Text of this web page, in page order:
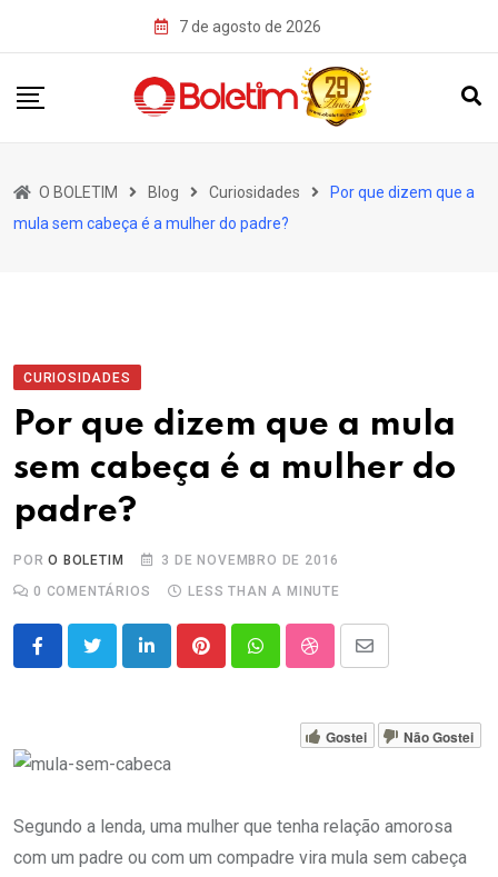
7 de agosto de 2026
O BOLETIM Blog Curiosidades
Por que dizem que a
mula sem cabeça é a mulher do padre?
CURIOSIDADES
Por que dizem que a mula
sem cabeça é a mulher do
padre?
PORO BOLETIM
3 DE NOVEMBRO DE 2016
0 COMENTÁRIOS LESS THAN A MINUTE
LinkedInPinterestWhatsappStumbleUpon
Share
Email
Gostei Não Gostei
Segundo a lenda, uma mulher que tenha relação amorosa
com um padre ou com um compadre vira mula sem cabeça